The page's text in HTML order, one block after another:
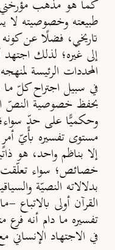
كما هو مذهب مؤرخني
طبيعته وخصوصيته
تاريخي، فضلًا عن
إلى غيره؛ لذلك اجتهد
المحددات الرئيسة
في سبيل اجتراح كلّ
بحفظ خصوصية النصّ
وحكميًّا على حدٍّ سواء؛
مستوى تفسيره بأيّ
إلا بناظم واحد، هو
خصائص؛ سواء تعلّقت
بدلالاته النصيّة
القرآن أولى
تفسيره ما دام أنه فرع
في الاجتهاد الإنساني